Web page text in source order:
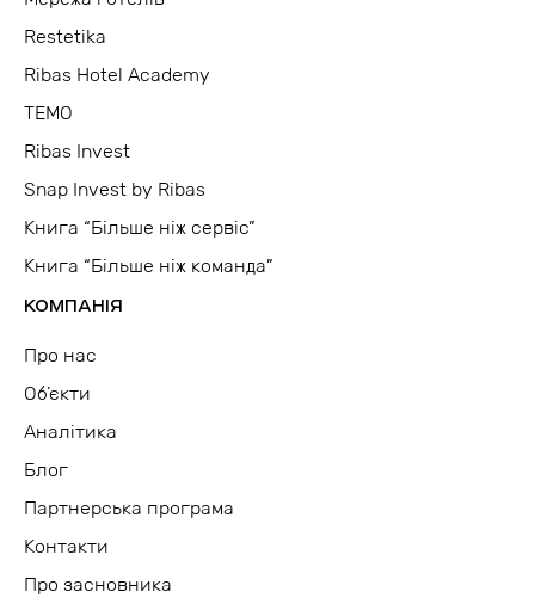
Restetika
Ribas Hotel Academy
TEMO
Ribas Invest
Snap Invest by Ribas
Книга “Більше ніж сервіс”
Книга “Більше ніж команда”
КОМПАНІЯ
Про нас
Об’єкти
Аналітика
Блог
Партнерська програма
Контакти
Про засновника